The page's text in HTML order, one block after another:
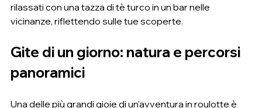
rilassati con una tazza di tè turco in un bar nelle
vicinanze, riflettendo sulle tue scoperte.
Gite di un giorno: natura e percorsi
panoramici
Una delle più grandi gioie di un'avventura in roulotte è